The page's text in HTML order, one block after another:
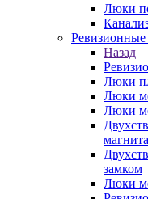
Люки
Назад
Люки
Люки
Люки
замком
Люки